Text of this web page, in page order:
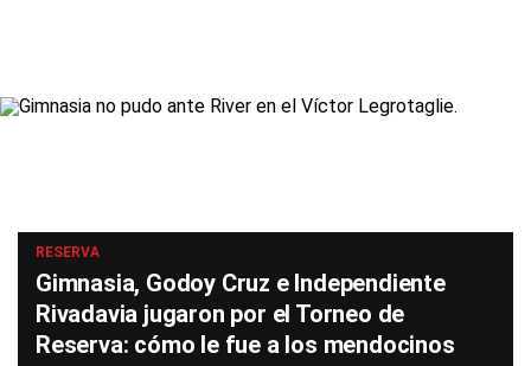
RESERVA
Gimnasia, Godoy Cruz e Independiente
Rivadavia jugaron por el Torneo de
Reserva: cómo le fue a los mendocinos